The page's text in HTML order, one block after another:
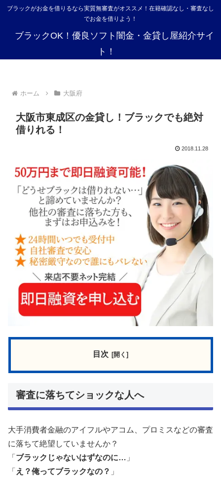
ブラックがお金を借りるなら実質無審査がオススメ！在籍確認なし・審査なし
でお金を借りよう！
ブラックOK！優良ソフト闇金・金貸し屋紹介サイ
ト！
ホーム 大阪府
大阪市東成区の金貸し！ブラックでも絶対
借りれる！
2018.11.28
目次
審査に落ちてショックな人へ
大手消費者金融のアイフルやアコム、プロミスなどの審査
に落ちて絶望していませんか？
「 ブラックじゃないはずなのに… 」
「 え？俺ってブラックなの？ 」